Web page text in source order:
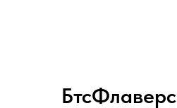
БтсФлаверс